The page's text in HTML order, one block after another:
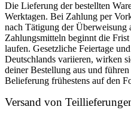
Die Lieferung der bestellten
Werktagen. Bei Zahlung per
nach Tätigung der Überweisung
Zahlungsmitteln beginnt die
laufen. Gesetzliche Feiertage
Deutschlands variieren, wirken
deiner Bestellung aus und
Belieferung frühestens auf den
Versand von